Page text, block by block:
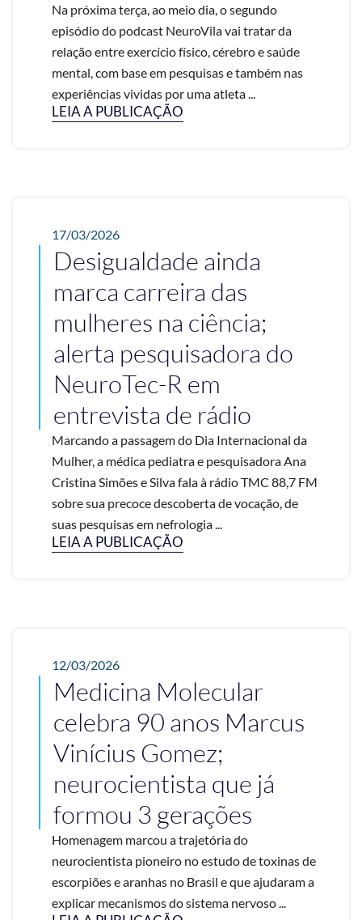
Na próxima terça, ao meio dia, o segundo
episódio do podcast NeuroVila vai tratar da
relação entre exercício físico, cérebro e saúde
mental, com base em pesquisas e também nas
experiências vividas por uma atleta ...
LEIA A PUBLICAÇÃO
17/03/2026
Desigualdade ainda
marca carreira das
mulheres na ciência;
alerta pesquisadora do
NeuroTec-R em
entrevista de rádio
Marcando a passagem do Dia Internacional da
Mulher, a médica pediatra e pesquisadora Ana
Cristina Simões e Silva fala à rádio TMC 88,7 FM
sobre sua precoce descoberta de vocação, de
suas pesquisas em nefrologia ...
LEIA A PUBLICAÇÃO
12/03/2026
Medicina Molecular
celebra 90 anos Marcus
Vinícius Gomez;
neurocientista que já
formou 3 gerações
Homenagem marcou a trajetória do
neurocientista pioneiro no estudo de toxinas de
escorpiões e aranhas no Brasil e que ajudaram a
explicar mecanismos do sistema nervoso ...